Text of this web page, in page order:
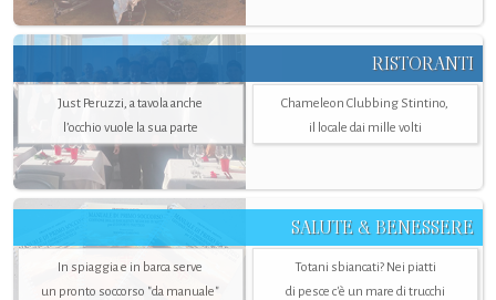
RISTORANTI
Just Peruzzi, a tavola anche
l’occhio vuole la sua parte
Chameleon Clubbing Stintino,
il locale dai mille volti
SALUTE & BENESSERE
In spiaggia e in barca serve
un pronto soccorso "da manuale"
Totani sbiancati? Nei piatti
di pesce c'è un mare di trucchi